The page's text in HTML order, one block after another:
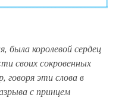
была королевой сердец
своих сокровенных
говоря эти слова в
с принцем